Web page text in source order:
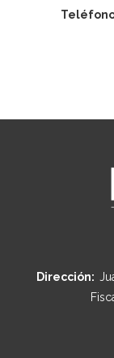
Dirección: